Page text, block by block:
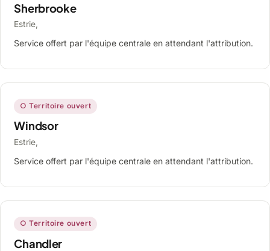
Sherbrooke
Estrie,
Service offert par l'équipe centrale en attendant l'attribution.
○ Territoire ouvert
Windsor
Estrie,
Service offert par l'équipe centrale en attendant l'attribution.
○ Territoire ouvert
Chandler